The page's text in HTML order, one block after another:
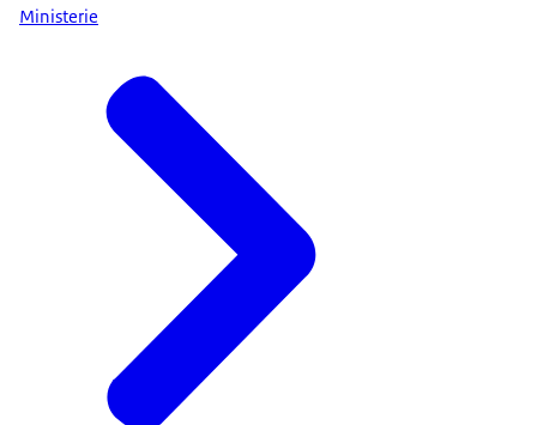
Ministerie